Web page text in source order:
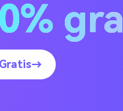
Media.io può
modificandone la
Sono supportate
720p, 480p, 360p,
video disponibili inclusi
MPG, WMV, MOV, M4V,